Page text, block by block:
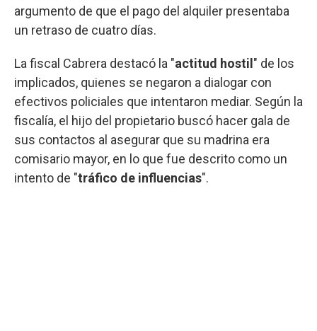
argumento de que el pago del alquiler presentaba
un retraso de cuatro días.
La fiscal Cabrera destacó la "actitud hostil " de los
implicados, quienes se negaron a dialogar con
efectivos policiales que intentaron mediar. Según la
fiscalía, el hijo del propietario buscó hacer gala de
sus contactos al asegurar que su madrina era
comisario mayor, en lo que fue descrito como un
intento de "tráfico de influencias".